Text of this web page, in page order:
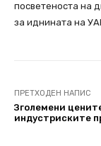
посветеноста на
за иднината на
ПРЕТХОДЕН НАПИС
Зголемени
индустриските